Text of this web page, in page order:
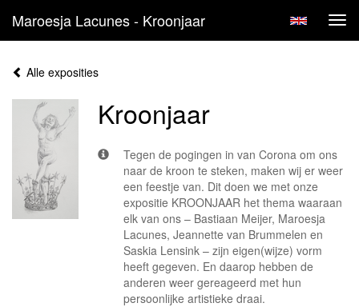
Maroesja Lacunes - Kroonjaar
Alle exposities
Kroonjaar
Tegen de pogingen in van Corona om ons
naar de kroon te steken, maken wij er weer
een feestje van. Dit doen we met onze
expositie KROONJAAR het thema waaraan
elk van ons – Bastiaan Meijer, Maroesja
Lacunes, Jeannette van Brummelen en
Saskia Lensink – zijn eigen(wijze) vorm
heeft gegeven. En daarop hebben de
anderen weer gereageerd met hun
persoonlijke artistieke draai.